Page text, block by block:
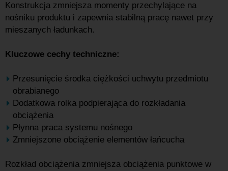
Konstrukcja zmniejsza momenty przechylające na
nośniku produktu i zapewnia stabilną pracę nawet przy
mieszanych ładunkach.
Kluczowe cechy techniczne:
Przesunięcie środka ciężkości uchwytu przedmiotu
obrabianego
Dodatkowa rolka podpierająca do rozkładania
obciążenia
Płynna praca systemu nośnego
Zmniejszone obciążenie elementów łańcucha
Rozkład obciążenia zmniejsza obciążenia punktowe w